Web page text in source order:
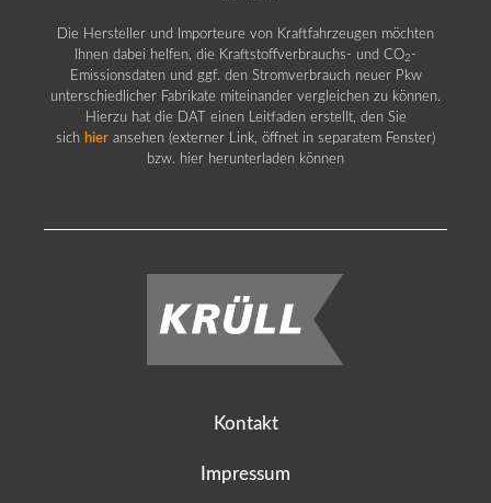
Die Hersteller und Importeure von Kraftfahrzeugen möchten
Ihnen dabei helfen, die Kraftstoffverbrauchs- und CO2 -
Emissionsdaten und ggf. den Stromverbrauch neuer Pkw
unterschiedlicher Fabrikate miteinander vergleichen zu können.
Hierzu hat die DAT einen Leitfaden erstellt, den Sie
sich hier ansehen (externer Link, öffnet in separatem Fenster)
bzw. hier herunterladen können
Kontakt
Impressum